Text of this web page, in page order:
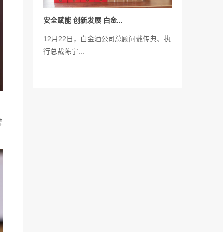
安全赋能 创新发展 白金...
12月22日，白金酒公司总顾问戴传典、执
行总裁陈宁...